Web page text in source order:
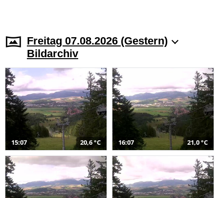
Freitag 07.08.2026 (Gestern)
Bildarchiv
15:07 20,6 °C 16:07 21,0 °C